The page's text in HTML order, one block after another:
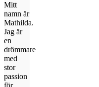
Mitt
namn är
Mathilda.
Jag är
en
drömmare
med
stor
passion